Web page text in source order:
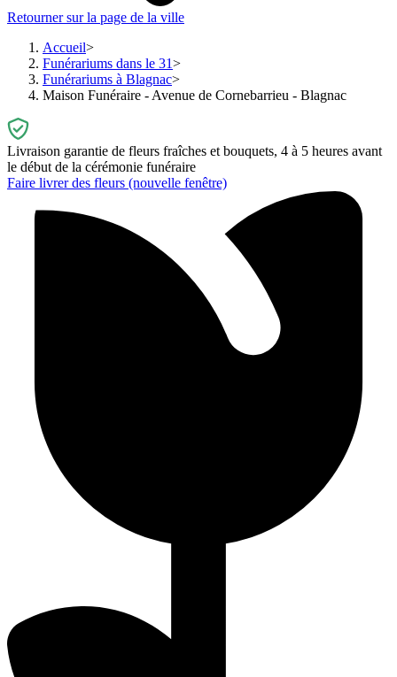
Retourner sur la page de la ville
Accueil
Funérariums dans le 31
Funérariums à Blagnac
Maison Funéraire - Avenue de Cornebarrieu - Blagnac
Livraison garantie de fleurs fraîches et bouquets, 4 à 5 heures avant
le début de la cérémonie funéraire
Faire livrer des fleurs (nouvelle fenêtre)